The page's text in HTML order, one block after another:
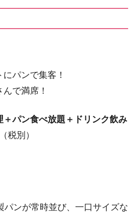
パンで集客！
で満席！
＋パン食べ放題＋ドリンク飲み
税別）
パンが常時並び、一口サイズな